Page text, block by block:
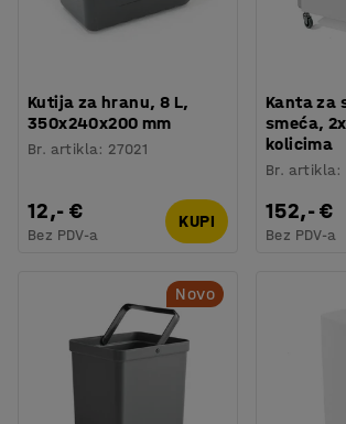
Kutija za hranu, 8 L,
350x240x200 mm
Br. artikla: 27021
12,- €
Bez PDV-a
KUPI
Kanta za
smeća,
kolicima
Br. artikla:
152,- €
Bez PDV-a
Novo